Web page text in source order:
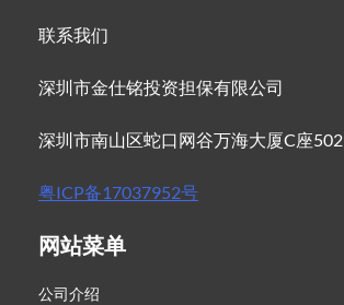
联系我们
深圳市金仕铭投资担保有限公司
深圳市南山区蛇口网谷万海大厦C座502
粤ICP备17037952号
网站菜单
公司介绍